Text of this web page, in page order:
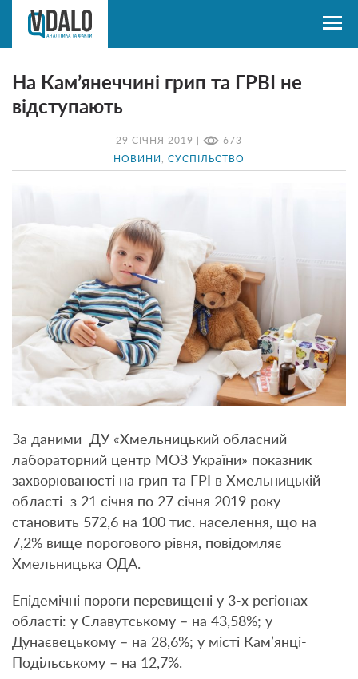
29 СІЧНЯ 2019 | 673
НОВИНИ СУСПІЛЬСТВО
На Кам’янеччині грип та ГРВІ не
відступають
За даними ДУ «Хмельницький обласний
лабораторний центр МОЗ України» показник
захворюваності на грип та ГРІ в Хмельницькій
області з 21 січня по 27 січня 2019 року
становить 572,6 на 100 тис. населення, що на
7,2% вище порогового рівня, повідомляє
Хмельницька ОДА.
Епідемічні пороги перевищені у 3-х регіонах
області: у Славутському – на 43,58%; у
Дунаєвецькому – на 28,6%; у місті Кам’янці-
Подільському – на 12,7%.